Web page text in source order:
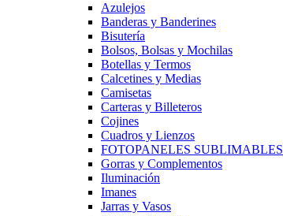
Azulejos
Banderas y Banderines
Bisutería
Bolsos, Bolsas y Mochilas
Botellas y Termos
Calcetines y Medias
Camisetas
Carteras y Billeteros
Cojines
Cuadros y Lienzos
FOTOPANELES SUBLIMABLES
Gorras y Complementos
Iluminación
Imanes
Jarras y Vasos